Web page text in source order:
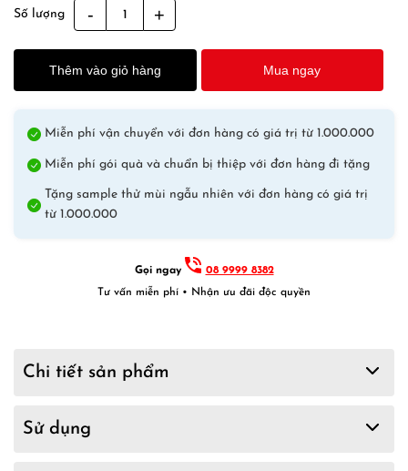
Số lượng
Philosykos
EDP
quantity
Thêm vào giỏ hàng
Mua ngay
Miễn phí vận chuyển với đơn hàng có giá trị từ 1.000.000
Miễn phí gói quà và chuẩn bị thiệp với đơn hàng đi tặng
Tặng sample thử mùi ngẫu nhiên với đơn hàng có giá trị
từ 1.000.000
Gọi ngay
08 9999 8382
Tư vấn miễn phí • Nhận ưu đãi độc quyền
Chi tiết sản phẩm
Sử dụng